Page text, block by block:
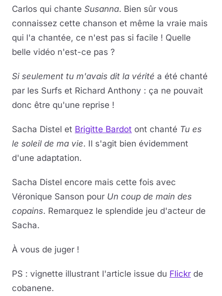
Carlos qui chante Susanna. Bien sûr vous
connaissez cette chanson et même la vraie mais
qui l'a chantée, ce n'est pas si facile ! Quelle
belle vidéo n'est-ce pas ?
Si seulement tu m'avais dit la vérité a été chanté
par les Surfs et Richard Anthony : ça ne pouvait
donc être qu'une reprise !
Sacha Distel et Brigitte Bardot ont chanté Tu es
le soleil de ma vie. Il s'agit bien évidemment
d'une adaptation.
Sacha Distel encore mais cette fois avec
Véronique Sanson pour Un coup de main des
copains. Remarquez le splendide jeu d'acteur de
Sacha.
À vous de juger !
PS : vignette illustrant l'article issue du Flickr de
cobanene.